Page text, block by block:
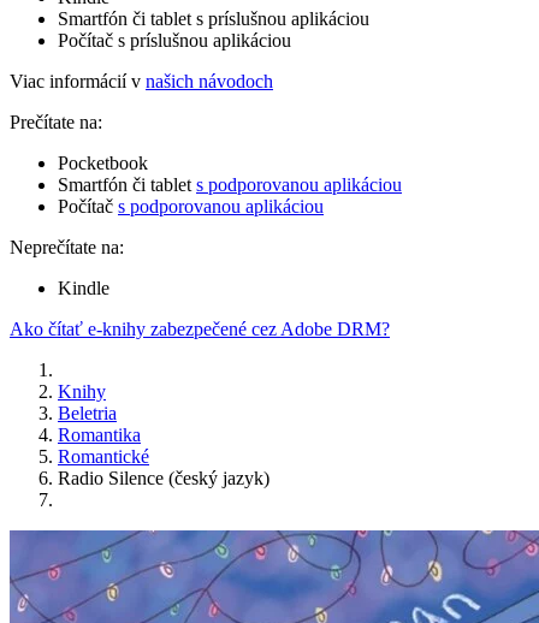
Smartfón či tablet s príslušnou aplikáciou
Počítač s príslušnou aplikáciou
Viac informácií v našich návodoch
Prečítate na:
Pocketbook
Smartfón či tablet s podporovanou aplikáciou
Počítač s podporovanou aplikáciou
Neprečítate na:
Kindle
Ako čítať e-knihy zabezpečené cez Adobe DRM?
Knihy
Beletria
Romantika
Romantické
Radio Silence (český jazyk)